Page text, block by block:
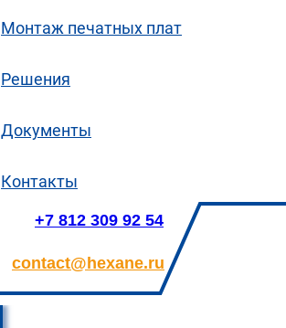
Монтаж печатных плат
Решения
Документы
Контакты
contact@hexane.ru
+7 812 309 92 54